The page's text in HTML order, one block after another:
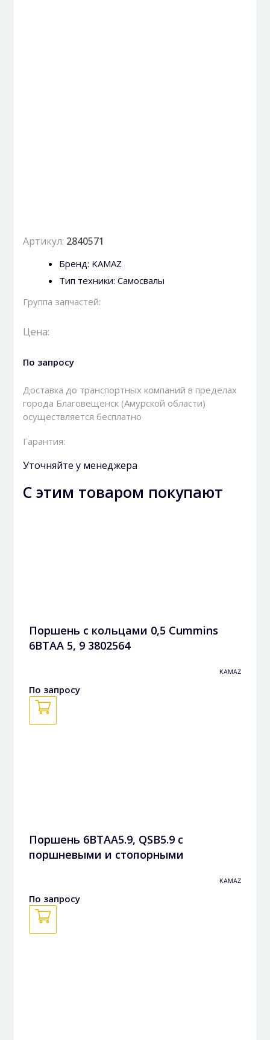
Артикул: 2840571
Бренд: KAMAZ
Тип техники: Самосвалы
Группа запчастей:
Цена:
По запросу
Доставка до транспортных компаний в пределах
города Благовещенск (Амурской области)
осуществляется бесплатно
Гарантия:
Уточняйте у менеджера
С этим товаром покупают
Поршень с кольцами 0,5 Cummins
6BTAA 5, 9 3802564
KAMAZ
По запросу
Поршень 6BTAA5.9, QSB5.9 с
поршневыми и стопорными
KAMAZ
По запросу